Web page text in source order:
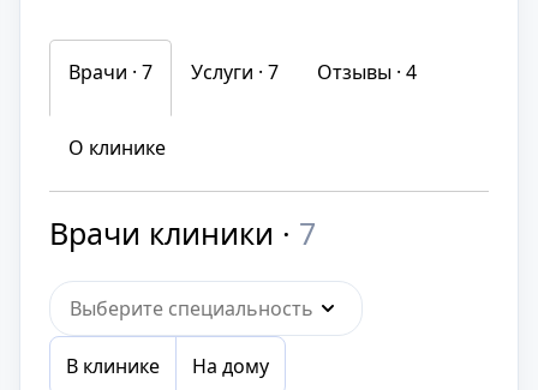
Врачи · 7 Услуги · 7 Отзывы · 4
О клинике
Врачи клиники · 7
Выберите специальность
В клинике На дому